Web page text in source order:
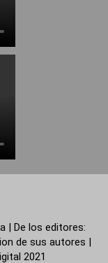
| De los editores:
de sus autores |
2021